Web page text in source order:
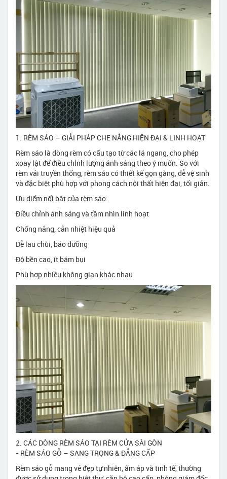
1. RÈM SÁO – GIẢI PHÁP CHE NẮNG HIỆN ĐẠI & LINH HOẠT
Rèm sáo là dòng rèm có cấu tạo từ các lá ngang, cho phép
xoay lật để điều chỉnh lượng ánh sáng theo ý muốn. So với
rèm vải truyền thống, rèm sáo có thiết kế gọn gàng, dễ vệ sinh
và đặc biệt phù hợp với phong cách nội thất hiện đại, tối giản.
Ưu điểm nổi bật của rèm sáo:
Điều chỉnh ánh sáng và tầm nhìn linh hoạt
Chống nắng, cản nhiệt hiệu quả
Dễ lau chùi, bảo dưỡng
Độ bền cao, ít bám bụi
Phù hợp nhiều không gian khác nhau
2. CÁC DÒNG RÈM SÁO TẠI RÈM CỬA SÀI GÒN
- RÈM SÁO GỖ – SANG TRỌNG & ĐẲNG CẤP
Rèm sáo gỗ mang vẻ đẹp tự nhiên, ấm áp và tinh tế, thường